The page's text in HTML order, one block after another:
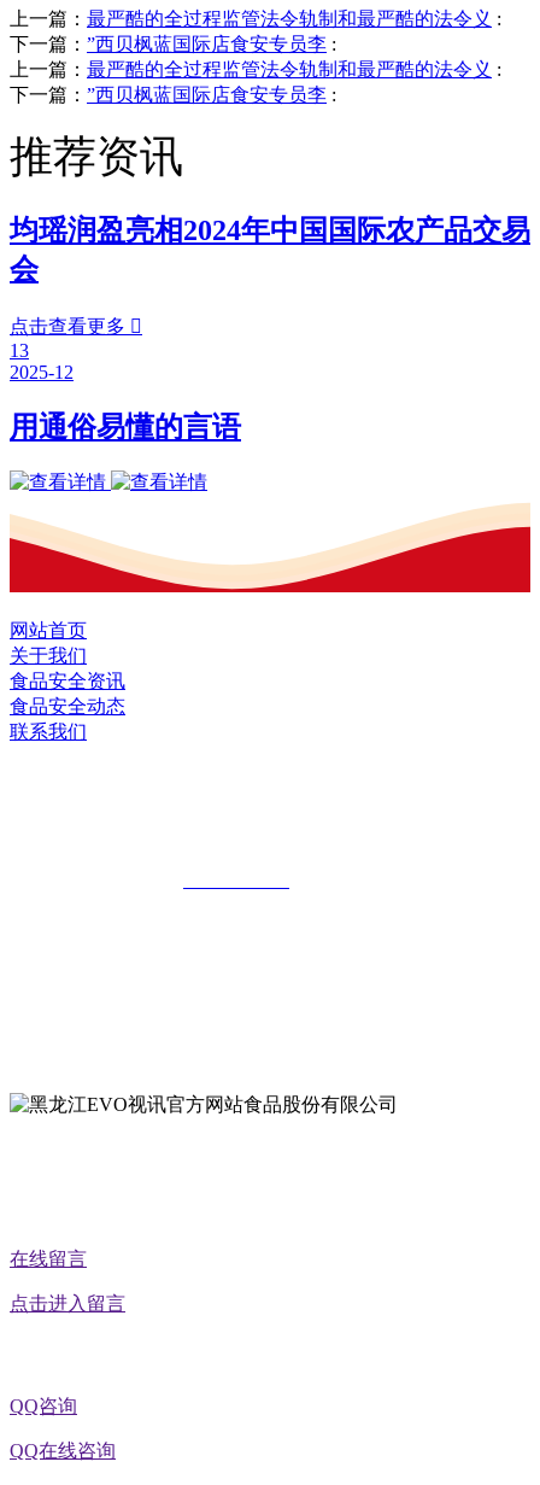
上一篇： 最严酷的全过程监管法令轨制和最严酷的法令义 :
下一篇： ”西贝枫蓝国际店食安专员李 :
上一篇： 最严酷的全过程监管法令轨制和最严酷的法令义 :
下一篇： ”西贝枫蓝国际店食安专员李 :
推荐资讯
均瑶润盈亮相2024年中国国际农产品交易
会
点击查看更多 
13
2025-12
用通俗易懂的言语
网站首页
关于我们
食品安全资讯
食品安全动态
联系我们
在线留言
点击进入留言
QQ咨询
QQ在线咨询